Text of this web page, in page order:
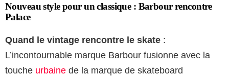
Nouveau style pour un classique : Barbour rencontre
Palace
Quand le vintage rencontre le skate :
L’incontournable marque Barbour fusionne avec la
touche urbaine de la marque de skateboard